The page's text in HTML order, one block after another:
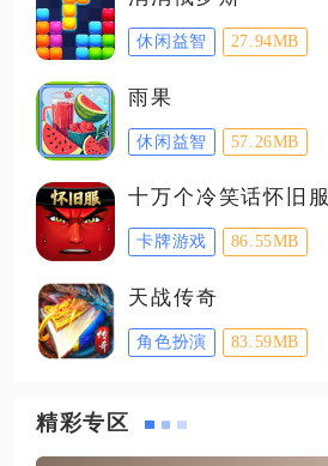
休闲益智 27.94MB
雨果
休闲益智 57.26MB
十万个冷笑话怀旧服
卡牌游戏 86.55MB
天战传奇
角色扮演 83.59MB
精彩专区